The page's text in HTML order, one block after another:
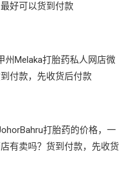
好可以货到付款
州Melaka打胎药私人网店微
付款，先收货后付款
打胎药的价格，一
有卖吗？货到付款，先收货